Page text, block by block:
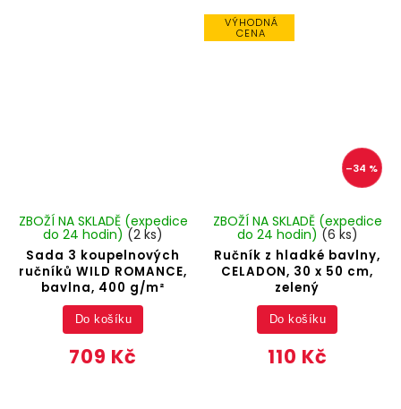
Sada 3 koupelnových
ručníků WILD ROMANCE,
bavlna, 400 g/m²
ZBOŽÍ NA SKLADĚ (expedice
do 24 hodin) (2 ks)
709 Kč
Do košíku
VÝHODNÁ
CENA
–34 %
Ručník z hladké bavlny,
CELADON, 30 x 50 cm,
zelený
ZBOŽÍ NA SKLADĚ (expedice
do 24 hodin) (6 ks)
110 Kč
Do košíku